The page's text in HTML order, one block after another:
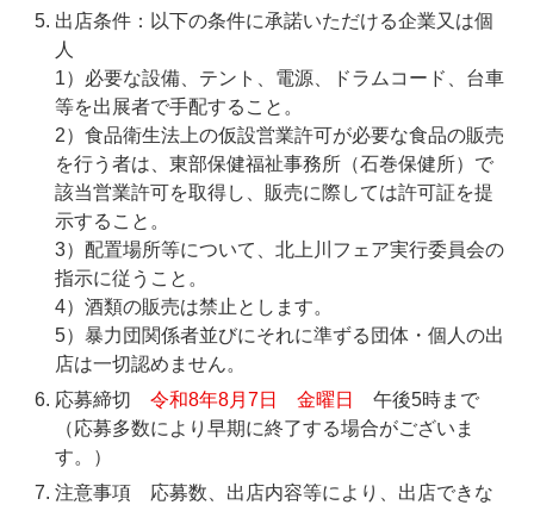
出店条件：以下の条件に承諾いただける企業又は個
人
1）必要な設備、テント、電源、ドラムコード、台車
等を出展者で手配すること。
2）食品衛生法上の仮設営業許可が必要な食品の販売
を行う者は、東部保健福祉事務所（石巻保健所）で
該当営業許可を取得し、販売に際しては許可証を提
示すること。
3）配置場所等について、北上川フェア実行委員会の
指示に従うこと。
4）酒類の販売は禁止とします。
5）暴力団関係者並びにそれに準ずる団体・個人の出
店は一切認めません。
応募締切 令和8年8月7日 金曜日
午後5時まで
（応募多数により早期に終了する場合がございま
す。）
注意事項 応募数、出店内容等により、出店できな